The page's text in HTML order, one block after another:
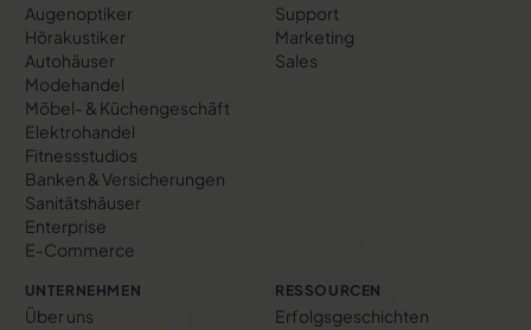
Augenoptiker
Hörakustiker
Autohäuser
Modehandel
Möbel- & Küchengeschäft
Elektrohandel
Fitnessstudios
Banken & Versicherungen
Sanitätshäuser
Enterprise
E-Commerce
Support
Marketing
Sales
UNTERNEHMEN
Über uns
RESSOURCEN
Erfolgs­geschichten